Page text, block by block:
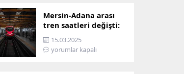
Mersin-Adana arası
tren saatleri değişti:
İşte yeni ulaşım listesi
15.03.2025
yorumlar kapalı